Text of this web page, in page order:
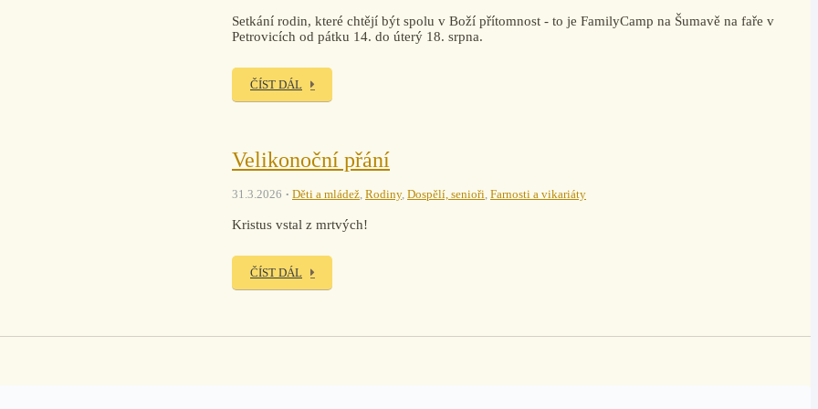
Setkání rodin, které chtějí být spolu v Boží přítomnost - to je FamilyCamp na Šumavě na faře v
Petrovicích od pátku 14. do úterý 18. srpna.
ČÍST DÁL
Velikonoční přání
31.3.2026 Děti a mládež, Rodiny, Dospělí, senioři, Farnosti a vikariáty
Kristus vstal z mrtvých!
ČÍST DÁL